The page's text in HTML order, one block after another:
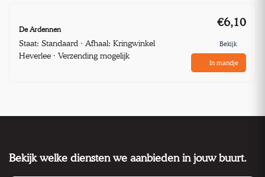
De Ardennen
Staat: Standaard · Afhaal: Kringwinkel
Heverlee · Verzending mogelijk
€6,10
Bekijk
In mandje
Bekijk welke diensten we aanbieden in jouw buurt.